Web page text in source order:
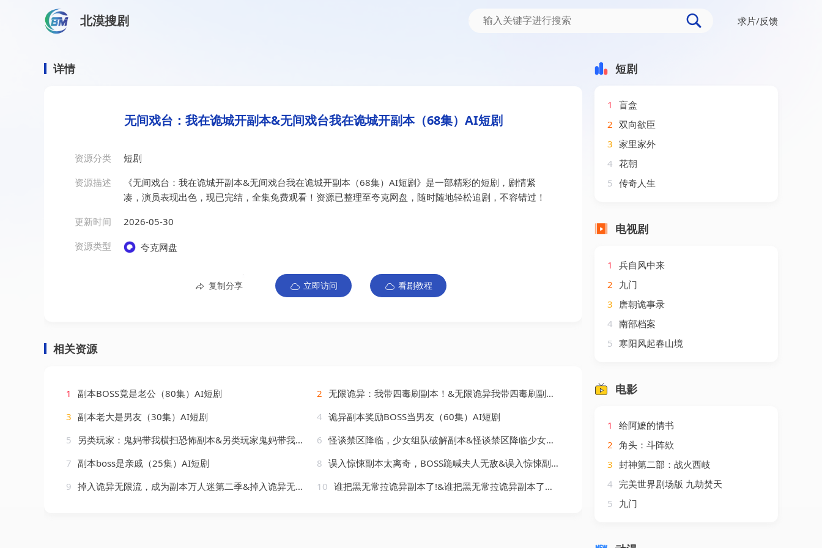
北漠搜剧 求片/反馈
无间戏台：我在诡城开副本&无间戏台我在诡城开副本（68集）AI短剧
详情
无间戏台：我在诡城开副本&无间戏台我在诡城开副本（68集）AI短剧
资源分类
短剧
资源描述
《无间戏台：我在诡城开副本&无间戏台我在诡城开副本（68集）AI短剧》是一部精彩的短剧，剧情紧
凑，演员表现出色，现已完结，全集免费观看！资源已整理至夸克网盘，随时随地轻松追剧，不容错过！
更新时间
2026-05-30
资源类型
夸克网盘
复制分享 立即访问 看剧教程
相关资源
1 副本BOSS竟是老公（80集）AI短剧 2 无限诡异：我带四毒刷副本！&无限诡异我带四毒刷副本（60集）AI短剧
3 副本老大是男友（30集）AI短剧 4 诡异副本奖励BOSS当男友（60集）AI短剧
5
另类玩家：鬼妈带我横扫恐怖副本&另类玩家鬼妈带我横扫恐怖副本（73集）AI短剧 6 怪谈禁区降临，少女组队破解副本&怪谈禁区降临少女组队破解副本（16集）AI短剧
7 副本boss是亲戚（25集）AI短剧 8 误入惊悚副本太离奇，BOSS跪喊夫人无敌&误入惊悚副本太离奇BOSS跪喊夫人无敌（61集）AI短剧
9 掉入诡异无限流，成为副本万人迷第二季&掉入诡异无限流成为副本万人迷第二季（60集）AI短剧 10 谁把黑无常拉诡异副本了!&谁把黑无常拉诡异副本了（80集）AI短剧
短剧
1
盲盒
2 双向欲臣
3 家里家外
4 花朝
5 传奇人生
电视剧
1
兵自风中来
2 九门
3 唐朝诡事录
4 南部档案
5 寒阳风起春山境
电影
1
给阿嬷的情书
2 角头：斗阵欸
3 封神第二部：战火西岐
4 完美世界剧场版 九劫焚天
5 九门